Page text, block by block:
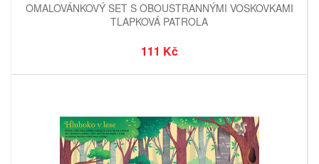
OMALOVÁNKOVÝ SET S OBOUSTRANNÝMI VOSKOVKAMI
TLAPKOVÁ PATROLA
111 Kč